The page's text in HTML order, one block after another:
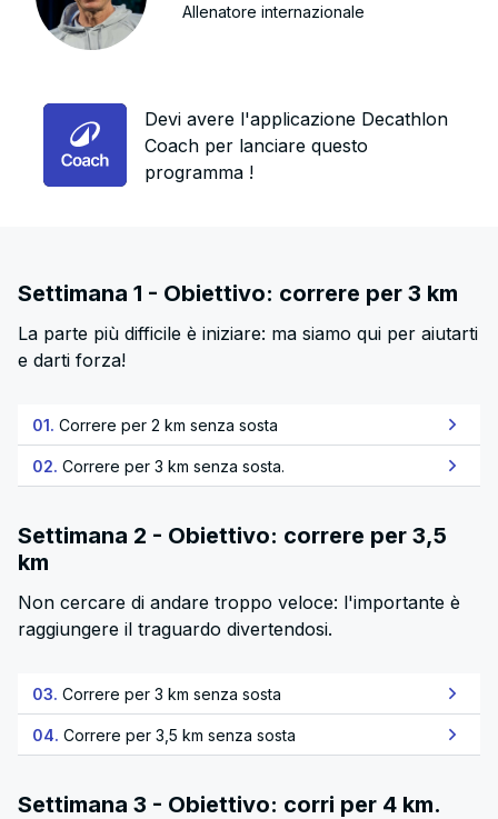
Allenatore internazionale
Devi avere l'applicazione Decathlon
Coach per lanciare questo
programma !
Settimana 1 - Obiettivo: correre per 3 km
La parte più difficile è iniziare: ma siamo qui per aiutarti
e darti forza!
01. Correre per 2 km senza sosta
02. Correre per 3 km senza sosta.
Settimana 2 - Obiettivo: correre per 3,5
km
Non cercare di andare troppo veloce: l'importante è
raggiungere il traguardo divertendosi.
03. Correre per 3 km senza sosta
04. Correre per 3,5 km senza sosta
Settimana 3 - Obiettivo: corri per 4 km.